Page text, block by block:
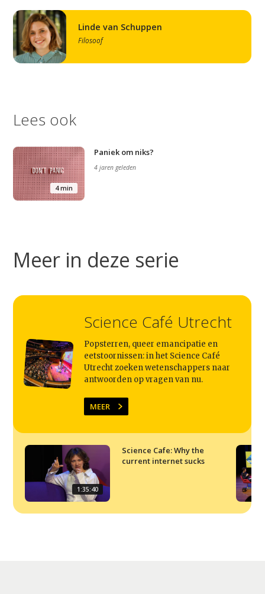
Home
Agenda
Contact
Linde van Schuppen
Filosoof
Lees ook
4 min
Paniek om niks?
4 jaren geleden
Meer in deze serie
Science Café Utrecht
Popsterren, queer emancipatie en
eetstoornissen: in het Science Café
Utrecht zoeken wetenschappers naar
antwoorden op vragen van nu.
MEER
1:35:40
Science Cafe: Why the
current internet sucks